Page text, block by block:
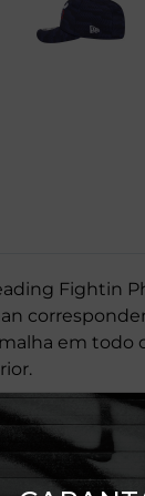
Fightin
em todo